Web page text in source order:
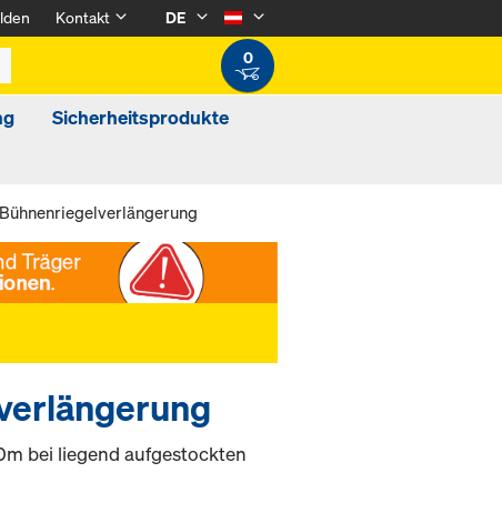
Kontakt
DE
0
Sicherheitsprodukte
bei liegend aufgestockten